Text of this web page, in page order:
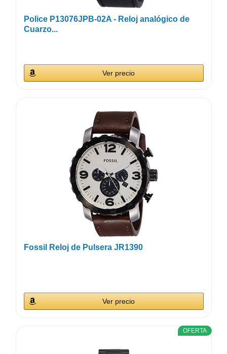
Police P13076JPB-02A - Reloj analógico de
Cuarzo...
Ver precio
Fossil Reloj de Pulsera JR1390
Ver precio
OFERTA